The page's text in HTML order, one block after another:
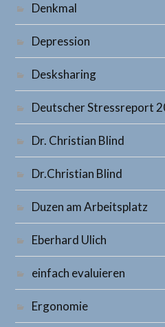
Denkmal
Depression
Desksharing
Deutscher Stressreport
Dr. Christian Blind
Dr.Christian Blind
Duzen am Arbeitsplatz
Eberhard Ulich
einfach evaluieren
Ergonomie